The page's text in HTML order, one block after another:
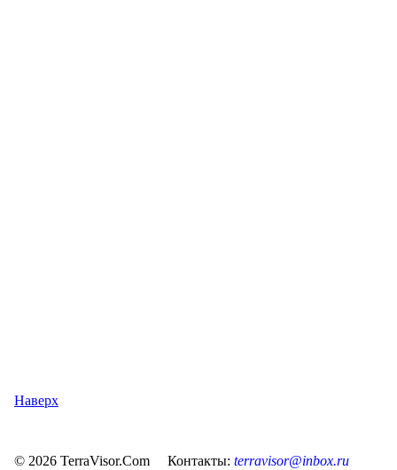
Наверх
© 2026 TerraVisor.Com Контакты: terravisor@inbox.ru